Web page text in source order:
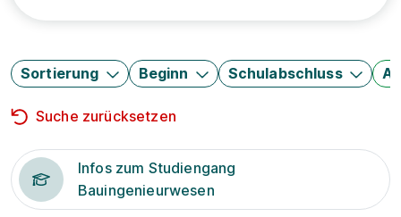
Sortierung Beginn Schulabschluss
Suche zurücksetzen
Infos zum Studiengang
Bauingenieurwesen